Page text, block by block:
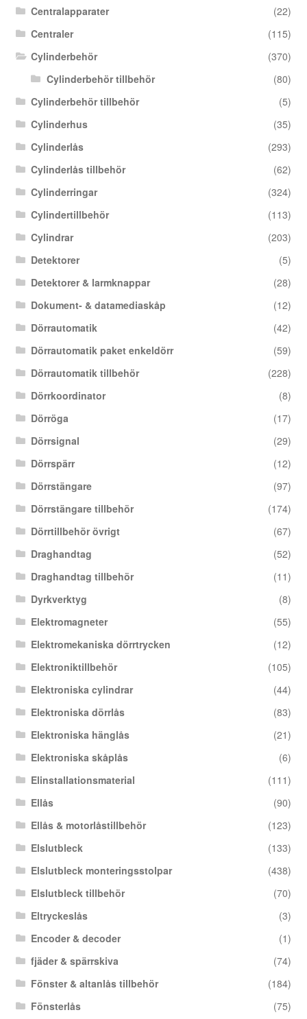
Centralapparater
(22)
Centraler
(115)
Cylinderbehör
(370)
Cylinderbehör tillbehör
(80)
Cylinderbehör tillbehör
(5)
Cylinderhus
(35)
Cylinderlås
(293)
Cylinderlås tillbehör
(62)
Cylinderringar
(324)
Cylindertillbehör
(113)
Cylindrar
(203)
Detektorer
(5)
Detektorer & larmknappar
(28)
Dokument- & datamediaskåp
(12)
Dörrautomatik
(42)
Dörrautomatik paket enkeldörr
(59)
Dörrautomatik tillbehör
(228)
Dörrkoordinator
(8)
Dörröga
(17)
Dörrsignal
(29)
Dörrspärr
(12)
Dörrstängare
(97)
Dörrstängare tillbehör
(174)
Dörrtillbehör övrigt
(67)
Draghandtag
(52)
Draghandtag tillbehör
(11)
Dyrkverktyg
(8)
Elektromagneter
(55)
Elektromekaniska dörrtrycken
(12)
Elektroniktillbehör
(105)
Elektroniska cylindrar
(44)
Elektroniska dörrlås
(83)
Elektroniska hänglås
(21)
Elektroniska skåplås
(6)
Elinstallationsmaterial
(111)
Ellås
(90)
Ellås & motorlåstillbehör
(123)
Elslutbleck
(133)
Elslutbleck monteringsstolpar
(438)
Elslutbleck tillbehör
(70)
Eltryckeslås
(3)
Encoder & decoder
(1)
fjäder & spärrskiva
(74)
Fönster & altanlås tillbehör
(184)
Fönsterlås
(75)